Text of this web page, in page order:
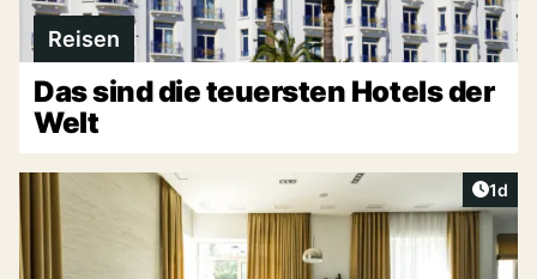
Reisen
Das sind die teuersten Hotels der
Welt
1d